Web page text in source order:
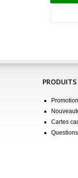
PRODUITS
Cartes